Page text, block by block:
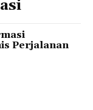
Perjalanan